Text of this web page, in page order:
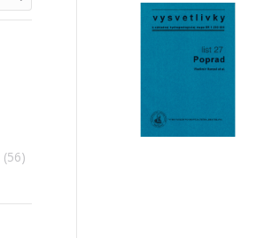
(56)